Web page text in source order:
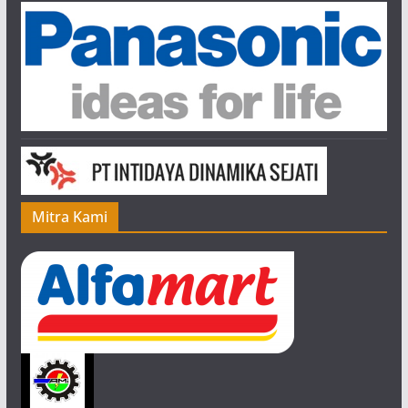
n
e
l
Mitra Kami